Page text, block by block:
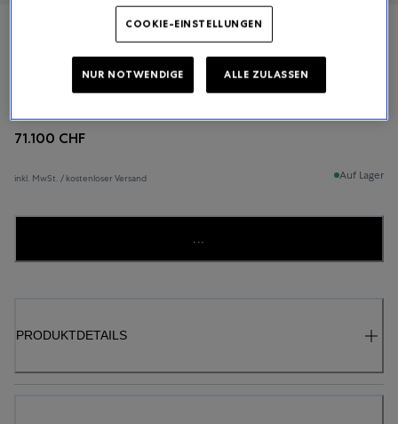
Ulysse Nardin
71.100 CHF
inkl. MwSt. / kostenloser Versand Auf Lager
...
PRODUKTDETAILS
COOKIE-EINSTELLUNGEN
NUR NOTWENDIGE ALLE ZULASSEN